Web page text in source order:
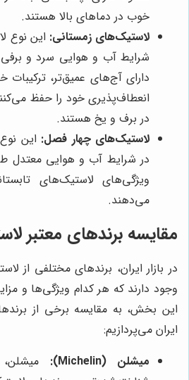
خوب در دماهای بالا هستند.
لاستیک‌های زمستانی: این نوع
شرایط آب و هوایی سرد و
دارای آج‌های عمیق‌تر،
انعطاف‌پذیری خود را حفظ
در برف و یخ هستند.
لاستیک‌های چهار فصل: این
در شرایط آب و هوایی معتدل
ویژگی‌های لاستیک‌های
می‌دهند.
مقایسه برندهای معتبر
در بازار ایران، برندهای مختلفی از
وجود دارند که هر کدام ویژگی‌ها و
این بخش، به مقایسه برخی از
ایران می‌پردازیم:
میشلن (Michelin):